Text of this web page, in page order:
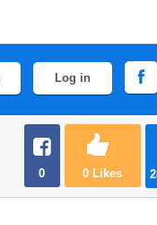
Log in
0 0 Likes